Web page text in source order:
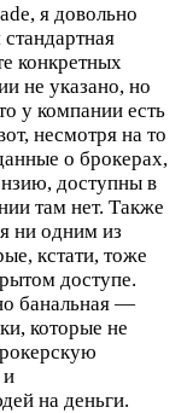
я довольно
конкретных
не указано, но
у компании есть
несмотря на то
о брокерах,
доступны в
там нет. Также
ни одним из
кстати, тоже
доступе.
банальная —
которые не
и
на деньги.